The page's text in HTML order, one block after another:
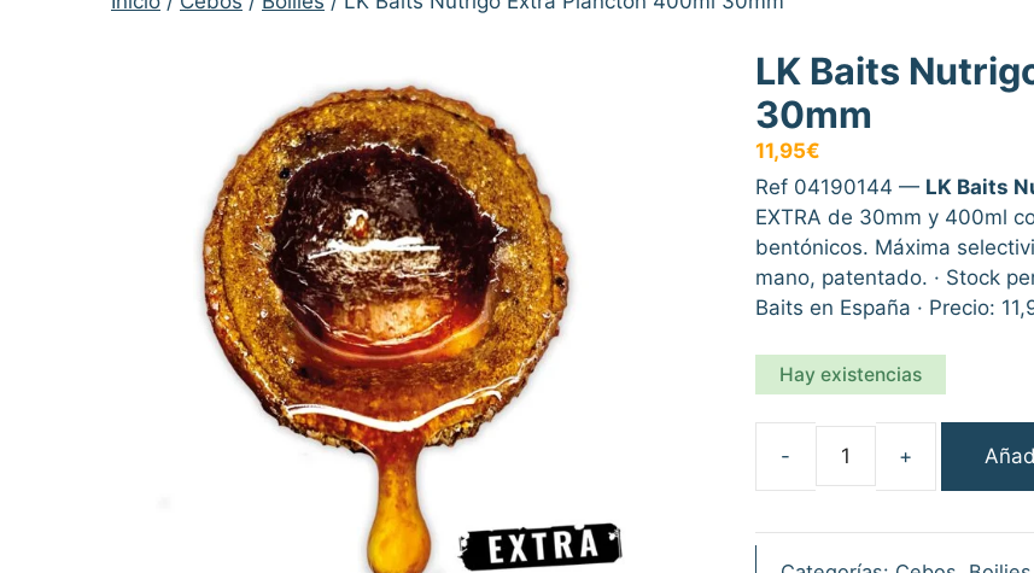
LK Baits
30mm
11,95€
Ref 04190144 — LK Baits
EXTRA de 30mm y 400ml
bentónicos. Máxima
mano, patentado. · Stock
Baits en España · Precio:
Hay existencias
Baits
Nutrigo
Extra